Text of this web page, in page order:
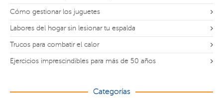
Cómo gestionar los juguetes
Labores del hogar sin lesionar tu espalda
Trucos para combatir el calor
Ejercicios imprescindibles para más de 50 años
Categorías